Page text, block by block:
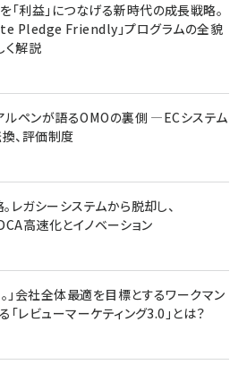
「利益」につなげる新時代の成長戦略。
Pledge Friendly」プログラムの全貌
く解説
ペンが語るOMOの裏側 ―ECシステム
、評価制度
レガシーシステムから脱却し、
高速化とイノベーション
」会社全体最適を目標とするワークマン
「レビューマーケティング3.0」とは？